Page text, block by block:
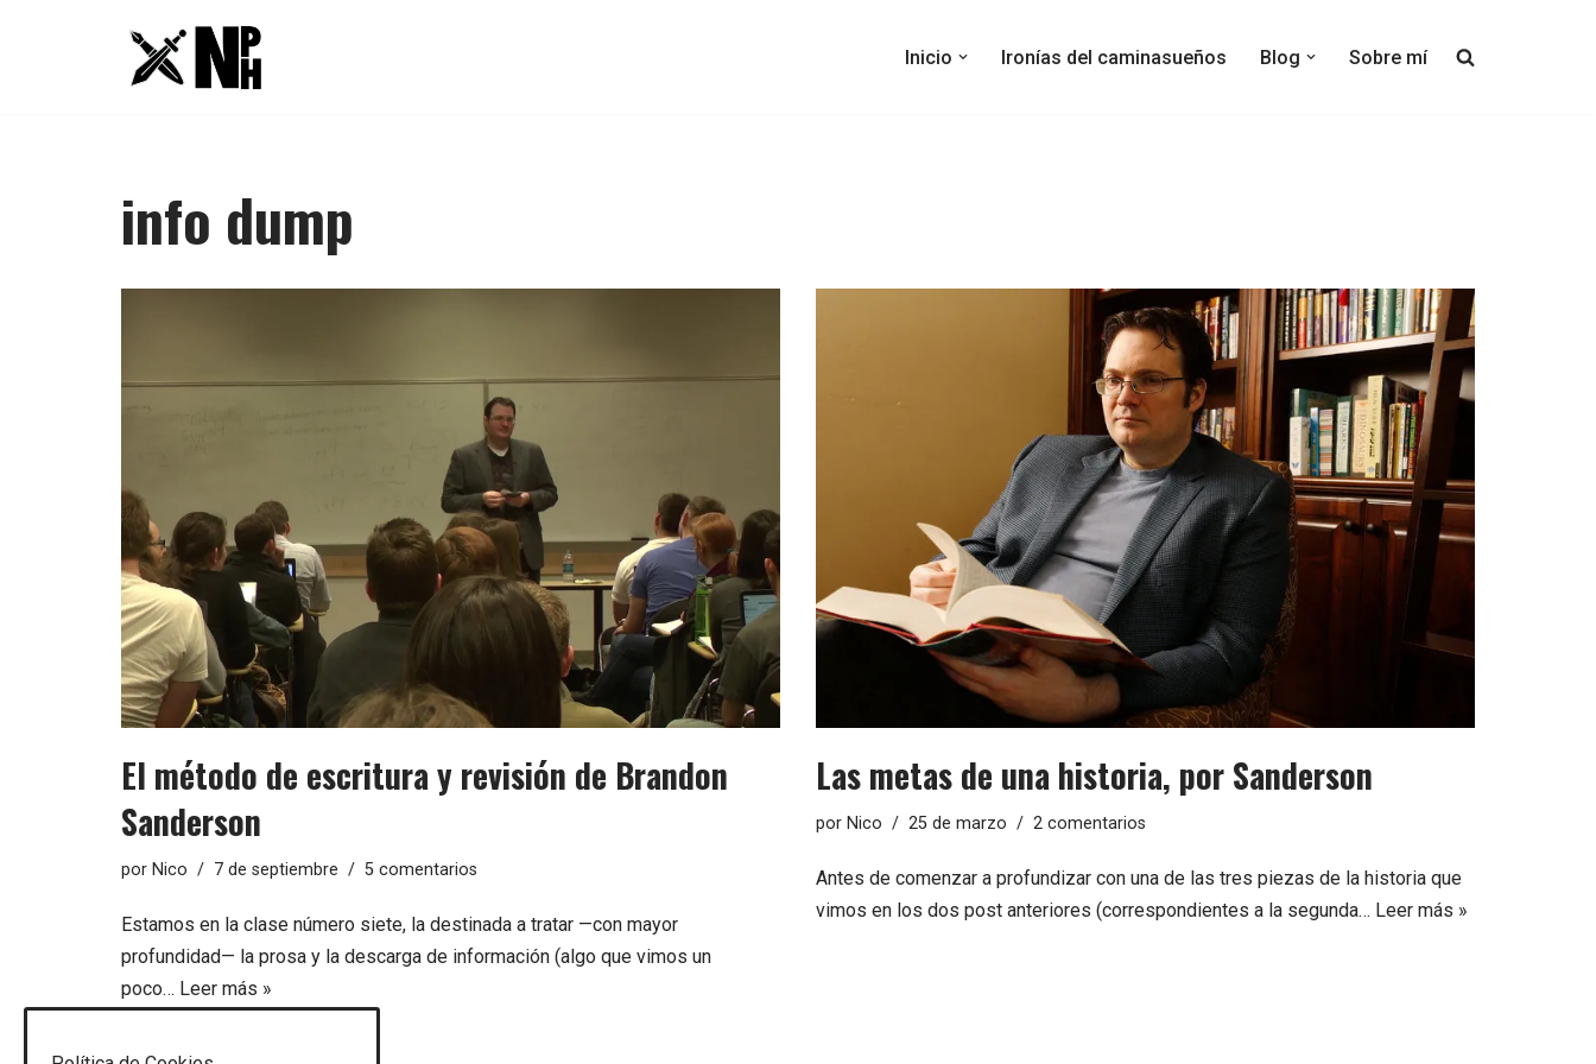
Inicio Ironías del caminasueños Blog Sobre mí
info dump
El método de escritura y revisión de Brandon
Sanderson
por Nico 7 de septiembre 5 comentarios
Estamos en la clase número siete, la destinada a tratar —con mayor
profundidad— la prosa y la descarga de información (algo que vimos un
poco… Leer más »
Las metas de una historia, por Sanderson
por Nico 25 de marzo 2 comentarios
Antes de comenzar a profundizar con una de las tres piezas de la historia que
vimos en los dos post anteriores (correspondientes a la segunda… Leer más »